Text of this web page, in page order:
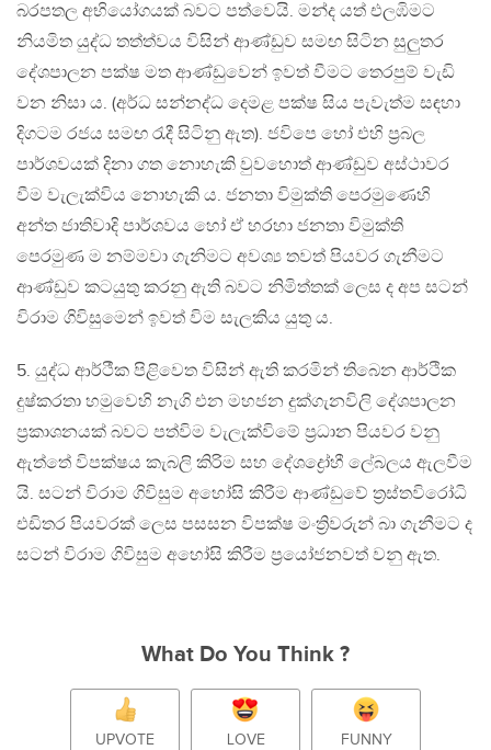
බරපතල අභියෝගයක් බවට පත්වෙයි. මන්ද යත් එලඹිමට
නියමිත යුද්ධ තත්ත්වය විසින් ආණ්ඩුව සමඟ සිටින සුලුතර
දේශපාලන පක්ෂ මත ආණ්ඩුවෙන් ඉවත් වීමට තෙරපුම් වැඩි
වන නිසා ය. (අර්ධ සන්නද්ධ දෙමළ පක්ෂ සිය පැවැත්ම සඳහා
දිගටම රජය සමඟ රැදී සිටිනු ඇත). ජවිපෙ හෝ එහි ප්‍රබල
පාර්ශවයක් දිනා ගත නොහැකි වුවහොත් ආණ්ඩුව අස්ථාවර
වීම වැලැක්විය නොහැකි ය. ජනතා විමුක්ති පෙරමුණෙහි
අන්ත ජාතිවාදි පාර්ශවය හෝ ඒ හරහා ජනතා විමුක්ති
පෙරමුණ ම නම්මවා ගැනිමට අවශ්‍ය තවත් පියවර ගැනීමට
ආණ්ඩුව කටයුතු කරනු ඇති බවට නිමිත්තක් ලෙස ද අප සටන්
විරාම ගිවිසුමෙන් ඉවත් විම සැලකිය යුතු ය.
5. යුද්ධ ආර්ථීක පිළිවෙත විසින් ඇති කරමින් තිබෙන ආර්ථික
දුෂ්කරතා හමුවෙහි නැගි එන මහජන දුක්ගැනවිලි දේශපාලන
ප්‍රකාශනයක් බවට පත්විම වැලැක්විමේ ප්‍රධාන පියවර වනු
ඇත්තේ විපක්ෂය කැබලි කිරිම සහ දේශද්‍රෝහී ලේබලය ඇලවීම
යි. සටන් විරාම ගිවිසුම අහෝසි කිරීම ආණ්ඩුවේ ත්‍රස්තවිරෝධි
එඩිතර පියවරක් ලෙස පසසන විපක්ෂ මංත්‍රිවරුන් බා ගැනීමට ද
සටන් විරාම ගිවිසුම අහෝසි කිරීම ප්‍රයෝජනවත් වනු ඇත.
What Do You Think ?
UPVOTE LOVE FUNNY